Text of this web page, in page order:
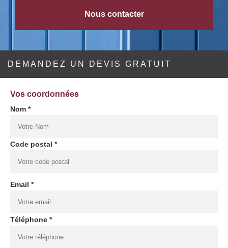
Nous contacter
DEMANDEZ UN DEVIS GRATUIT
Vos coordonnées
Nom *
Code postal *
Email *
Téléphone *